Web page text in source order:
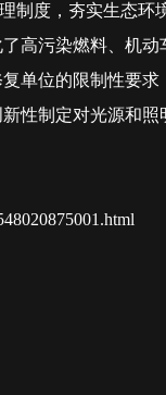
制度，夯实生态
高污染燃料、机
单位的限制性要
性制定对光源和